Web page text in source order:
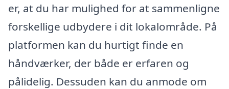
er, at du har mulighed for at sammenligne
forskellige udbydere i dit lokalområde. På
platformen kan du hurtigt finde en
håndværker, der både er erfaren og
pålidelig. Dessuden kan du anmode om